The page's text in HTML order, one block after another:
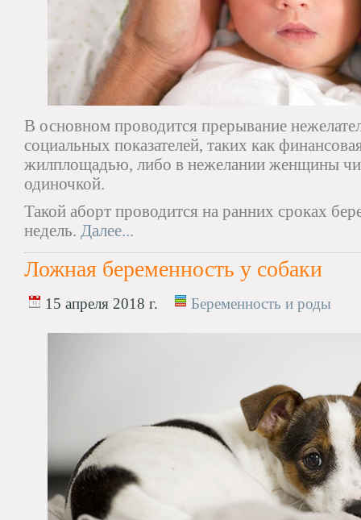
В основном проводится прерывание
социальных показателей, таких как
жилплощадью, либо в нежелании женщины
одиночкой.
Такой аборт проводится на ранних сроках
недель. Далее...
Ложная беременность у собаки
15 апреля 2018 г. Беременность и роды